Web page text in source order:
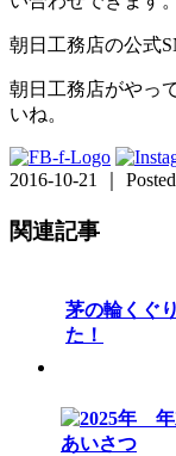
朝日工務店の公式
朝日工務店がやっ
いね。
2016-10-21 ｜
関連記事
茅の輪くぐ
た！